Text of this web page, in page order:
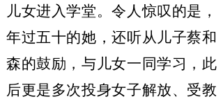
儿女进入学堂。令人惊叹的是，
年过五十的她，还听从儿子蔡和
森的鼓励，与儿女一同学习，此
后更是多次投身女子解放、受教